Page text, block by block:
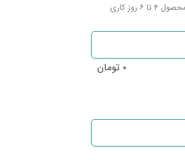
لطفا سایز عرض وسط به وسط قاب (چپ و راست) پنجره را وارد نمایید.(تحویل این محصول ۴ تا ۶ روز کاری
۰ تومان